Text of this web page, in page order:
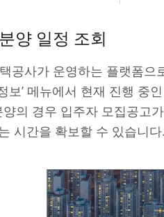
양 일정 조회
공사가 운영하는 플랫폼
보’ 메뉴에서 현재 진행 중
의 경우 입주자 모집공고
시간을 확보할 수 있습니다.